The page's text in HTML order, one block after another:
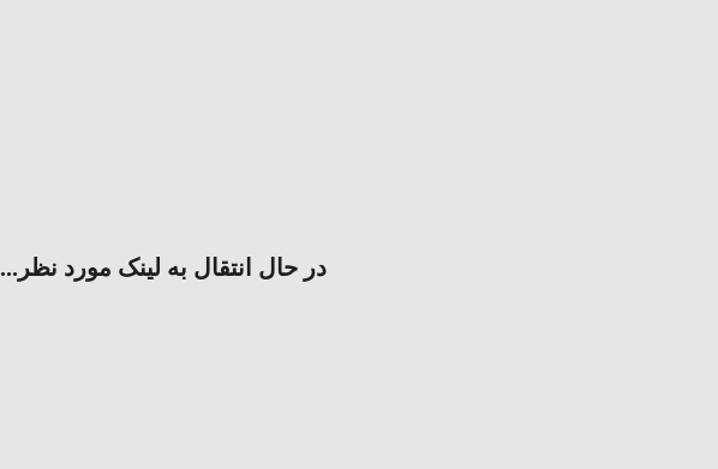
در حال انتقال به لینک مورد نظر...